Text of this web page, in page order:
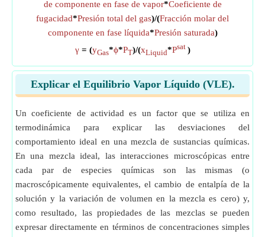
de componente en fase de vapor*Coeficiente de
fugacidad*Presión total del gas)/(Fracción molar del
componente en fase líquida*Presión saturada)
γ= (yGas*ϕ*PT)/(xLiquid*Psat )
Explicar el Equilibrio Vapor Líquido (VLE).
Un coeficiente de actividad es un factor que se utiliza en
termodinámica para explicar las desviaciones del
comportamiento ideal en una mezcla de sustancias químicas.
En una mezcla ideal, las interacciones microscópicas entre
cada par de especies químicas son las mismas (o
macroscópicamente equivalentes, el cambio de entalpía de la
solución y la variación de volumen en la mezcla es cero) y,
como resultado, las propiedades de las mezclas se pueden
expresar directamente en términos de concentraciones simples